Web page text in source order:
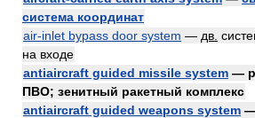
система координат
air-inlet bypass door system — дв.
на входе
antiaircraft guided missile system —
ПВО; зенитный ракетный комплекс
antiaircraft guided weapons system —